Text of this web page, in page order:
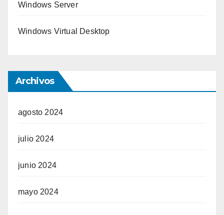
Windows Server
Windows Virtual Desktop
Archivos
agosto 2024
julio 2024
junio 2024
mayo 2024